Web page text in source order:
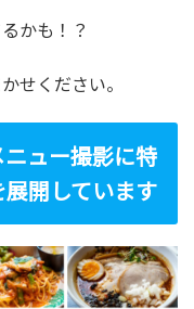
かも！？
せください。
ュー撮影に特
開しています